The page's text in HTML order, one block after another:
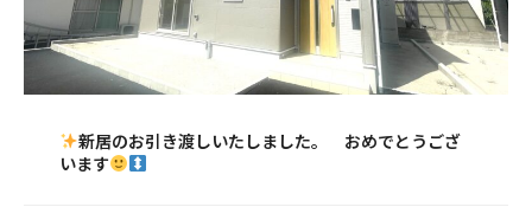
新居のお引き渡しいたしました。 おめでとうござ
います